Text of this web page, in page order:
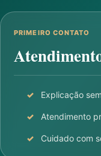
PRIMEIRO CONTATO
Explicação
Atendimento
Cuidado com